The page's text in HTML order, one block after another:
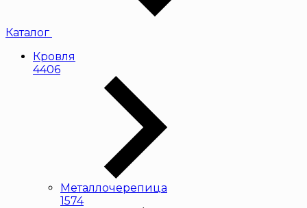
Каталог
Кровля
4406
Металлочерепица
1574